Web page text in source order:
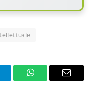
WhatsAppEmail